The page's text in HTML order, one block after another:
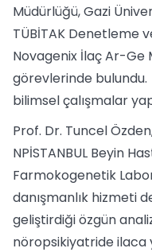
Müdürlüğü, Gazi
TÜBİTAK Denetleme
Novagenix İlaç Ar-Ge
görevlerinde bulundu.
bilimsel çalışmalar
Prof. Dr. Tuncel
NPİSTANBUL Beyin
Farmokogenetik
danışmanlık hizmeti
geliştirdiği özgün
nöropsikiyatride ilaca